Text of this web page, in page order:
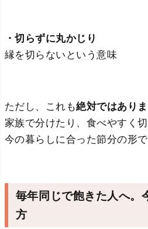
・切らずに丸かじり
縁を切らないという意味
ただし、これも絶対ではあり
家族で分けたり、食べやすく
今の暮らしに合った節分の形で
毎年同じで飽きた人へ。
方